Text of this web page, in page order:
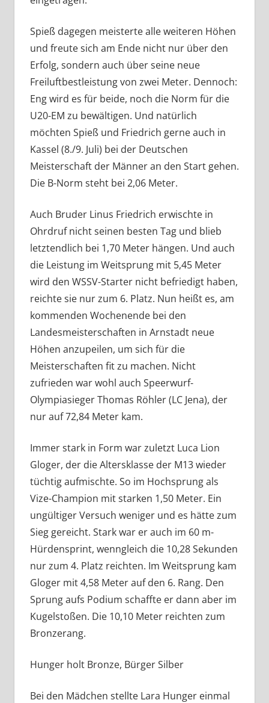
Spieß dagegen meisterte alle weiteren Höhen
und freute sich am Ende nicht nur über den
Erfolg, sondern auch über seine neue
Freiluftbestleistung von zwei Meter. Dennoch:
Eng wird es für beide, noch die Norm für die
U20-EM zu bewältigen. Und natürlich
möchten Spieß und Friedrich gerne auch in
Kassel (8./9. Juli) bei der Deutschen
Meisterschaft der Männer an den Start gehen.
Die B-Norm steht bei 2,06 Meter.
Auch Bruder Linus Friedrich erwischte in
Ohrdruf nicht seinen besten Tag und blieb
letztendlich bei 1,70 Meter hängen. Und auch
die Leistung im Weitsprung mit 5,45 Meter
wird den WSSV-Starter nicht befriedigt haben,
reichte sie nur zum 6. Platz. Nun heißt es, am
kommenden Wochenende bei den
Landesmeisterschaften in Arnstadt neue
Höhen anzupeilen, um sich für die
Meisterschaften fit zu machen. Nicht
zufrieden war wohl auch Speerwurf-
Olympiasieger Thomas Röhler (LC Jena), der
nur auf 72,84 Meter kam.
Immer stark in Form war zuletzt Luca Lion
Gloger, der die Altersklasse der M13 wieder
tüchtig aufmischte. So im Hochsprung als
Vize-Champion mit starken 1,50 Meter. Ein
ungültiger Versuch weniger und es hätte zum
Sieg gereicht. Stark war er auch im 60 m-
Hürdensprint, wenngleich die 10,28 Sekunden
nur zum 4. Platz reichten. Im Weitsprung kam
Gloger mit 4,58 Meter auf den 6. Rang. Den
Sprung aufs Podium schaffte er dann aber im
Kugelstoßen. Die 10,10 Meter reichten zum
Bronzerang.
Hunger holt Bronze, Bürger Silber
Bei den Mädchen stellte Lara Hunger einmal